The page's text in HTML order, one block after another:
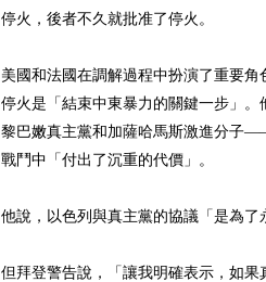
停火，後者不久就批准了停火。
美國和法國在調解過程中扮演了重要
停火是「結束中東暴力的關鍵一步」
黎巴嫩真主黨和加薩哈馬斯激進分子
戰鬥中「付出了沉重的代價」。
他說，以色列與真主黨的協議「是為了
但拜登警告說，「讓我明確表示，如